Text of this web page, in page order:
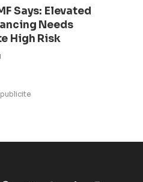
Says: Elevated
Needs
High Risk
publicite